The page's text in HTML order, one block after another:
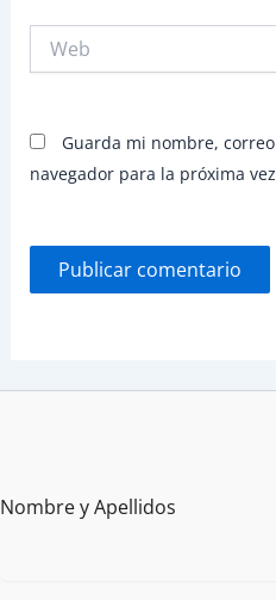
Guarda mi nombre,
navegador para la próxima
Nombre y Apellidos